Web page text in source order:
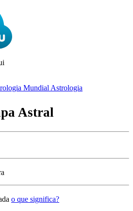
Mundial Astrologia
Astral
o que significa?